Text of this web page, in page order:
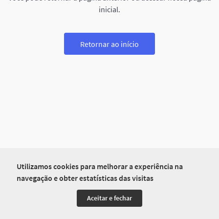
Utilizamos cookies para melhorar a experiência na
navegação e obter estatísticas das visitas
Aceitar e fechar
inicial.
Retornar ao início